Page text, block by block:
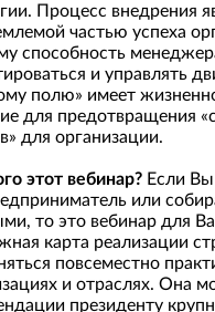
Процесс внедрения
частью успеха
способность
и управлять
полю» имеет
для предотвращения
для организации.
этот вебинар? Если
или
то это вебинар для
карта реализации
повсеместно
и отраслях. Она
президенту